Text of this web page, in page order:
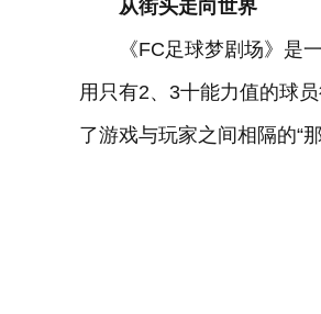
从街头走向世界
《FC足球梦剧场》是
用只有2、3十能力值的球
了游戏与玩家之间相隔的“